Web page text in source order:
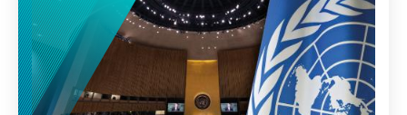
zentrale Rolle für die
Meinungsverschiedenheiten spielen. Es geht
um nicht weniger als die Frage, wie wir unsere
repräsentative Demokratie verstehen und
gestalten.